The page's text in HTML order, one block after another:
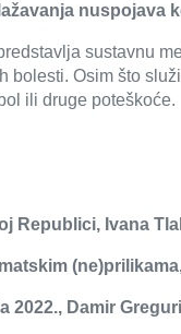
nuspojava
sustavnu
bolesti. Osim što
ili druge poteškoće.
Republici, Ivana
2022., Damir